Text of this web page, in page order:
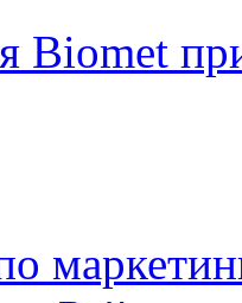
Biomet